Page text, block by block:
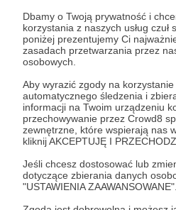
Dbamy o Twoją prywatność i
korzystania z naszych usług
poniżej prezentujemy Ci
zasadach przetwarzania przez
osobowych.
Aby wyrazić zgody na
automatycznego śledzenia i
informacji na Twoim urządzeniu
przechowywanie przez Crowd8
zewnętrzne, które wspierają nas
kliknij AKCEPTUJĘ I
Jeśli chcesz dostosować lub
dotyczące zbierania danych
"USTAWIENIA ZAAWANSOWANE".